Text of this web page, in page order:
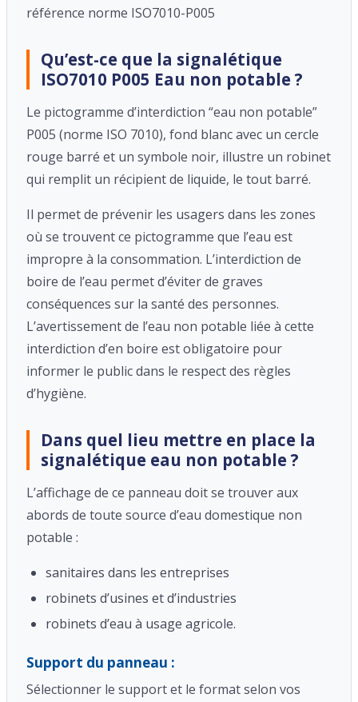
référence norme ISO7010-P005
Qu’est-ce que la signalétique
ISO7010 P005 Eau non potable ?
Le pictogramme d’interdiction “eau non potable”
P005 (norme ISO 7010), fond blanc avec un cercle
rouge barré et un symbole noir, illustre un robinet
qui remplit un récipient de liquide, le tout barré.
Il permet de prévenir les usagers dans les zones
où se trouvent ce pictogramme que l’eau est
impropre à la consommation. L’interdiction de
boire de l’eau permet d’éviter de graves
conséquences sur la santé des personnes.
L’avertissement de l’eau non potable liée à cette
interdiction d’en boire est obligatoire pour
informer le public dans le respect des règles
d’hygiène.
Dans quel lieu mettre en place la
signalétique eau non potable ?
L’affichage de ce panneau doit se trouver aux
abords de toute source d’eau domestique non
potable :
sanitaires dans les entreprises
robinets d’usines et d’industries
robinets d’eau à usage agricole.
Support du panneau :
Sélectionner le support et le format selon vos